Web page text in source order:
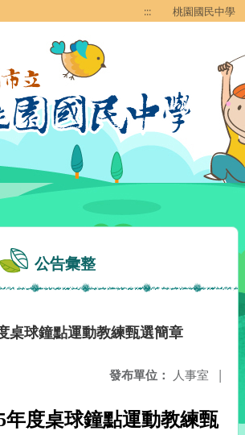
::: 桃園國民中學
公告彙整
桌球鐘點運動教練甄選簡章
發布單位： 人事室 |
年度桌球鐘點運動教練甄